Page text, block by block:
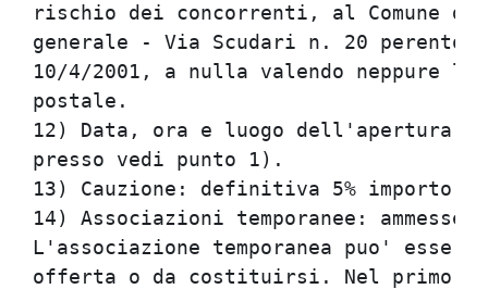
rischio dei concorrenti, al
generale - Via Scudari n. 20
10/4/2001, a nulla valendo
12) Data, ora e luogo
presso
13) Cauzione: definitiva
14) Associazioni temporanee:
L'associazione temporanea
offerta o da costituirsi. Nel